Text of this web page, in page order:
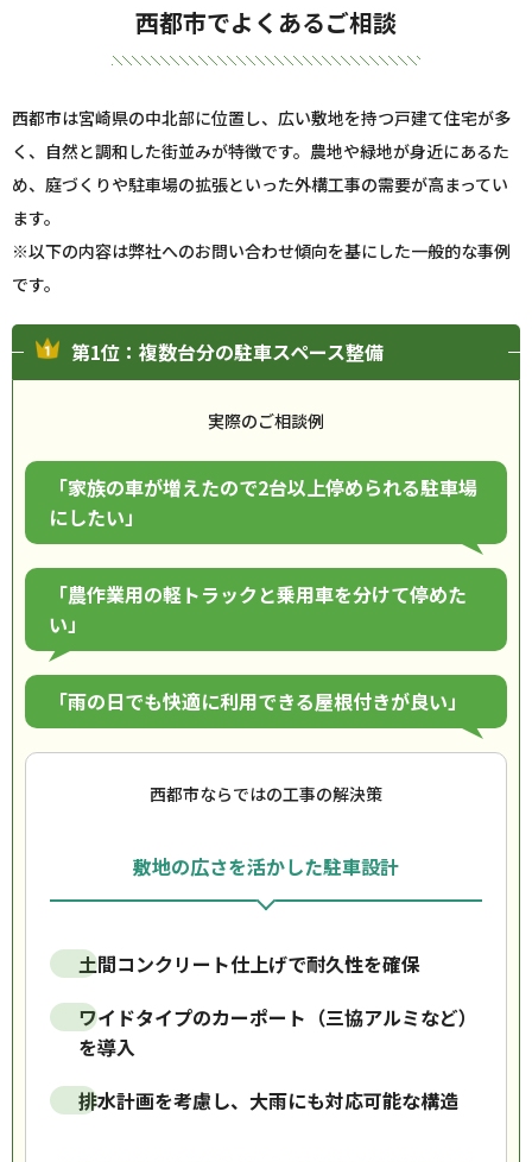
西都市でよくあるご相談
西都市は宮崎県の中北部に位置し、広い敷地を持つ戸建て住宅が多
く、自然と調和した街並みが特徴です。農地や緑地が身近にあるた
め、庭づくりや駐車場の拡張といった外構工事の需要が高まってい
ます。
※以下の内容は弊社へのお問い合わせ傾向を基にした一般的な事例
です。
第1位：複数台分の駐車スペース整備
実際のご相談例
「家族の車が増えたので2台以上停められる駐車場
にしたい」
「農作業用の軽トラックと乗用車を分けて停めた
い」
「雨の日でも快適に利用できる屋根付きが良い」
西都市ならではの工事の解決策
敷地の広さを活かした駐車設計
土間コンクリート仕上げで耐久性を確保
ワイドタイプのカーポート（三協アルミなど）
を導入
排水計画を考慮し、大雨にも対応可能な構造